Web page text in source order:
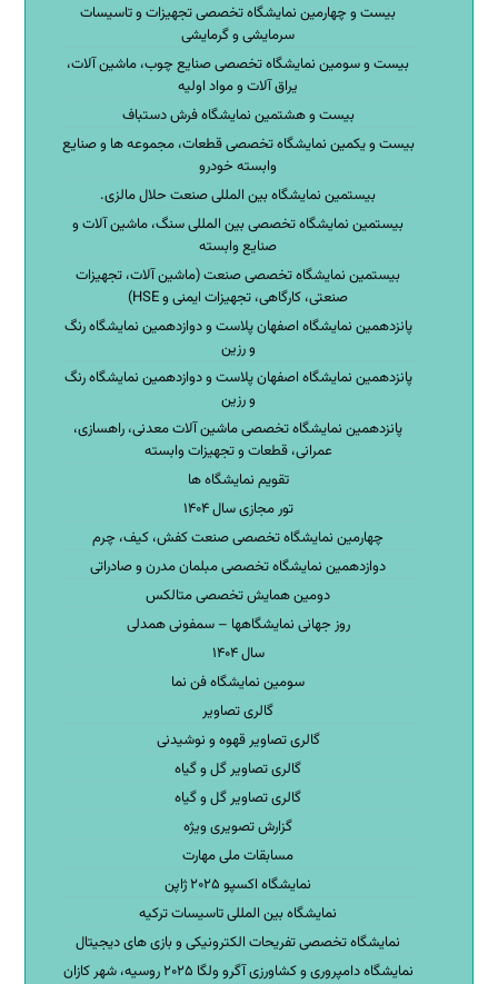
بیست و چهارمین نمایشگاه تخصصی تجهیزات و تاسیسات
سرمایشی و گرمایشی
بیست و سومین نمایشگاه تخصصی صنایع چوب، ماشین آلات،
یراق آلات و مواد اولیه
بیست و هشتمین نمایشگاه فرش دستباف
بیست و یکمین نمایشگاه تخصصی قطعات، مجموعه ها و صنایع
وابسته خودرو
بیستمین نمایشگاه بین المللی صنعت حلال مالزی.
بیستمین نمایشگاه تخصصی بین المللی سنگ، ماشین آلات و
صنایع وابسته
بیستمین نمایشگاه تخصصی صنعت (ماشین آلات، تجهیزات
صنعتی، کارگاهی، تجهیزات ایمنی و HSE)
پانزدهمین نمایشگاه اصفهان پلاست و دوازدهمین نمایشگاه رنگ
و رزین
پانزدهمین نمایشگاه اصفهان پلاست و دوازدهمین نمایشگاه رنگ
و رزین
پانزدهمین نمایشگاه تخصصی ماشین آلات معدنی، راهسازی،
عمرانی، قطعات و تجهیزات وابسته
تقویم نمایشگاه ها
تور مجازی سال ۱۴۰۴
چهارمین نمایشگاه تخصصی صنعت کفش، کیف، چرم
دوازدهمین نمایشگاه تخصصی مبلمان مدرن و صادراتی
دومین همایش تخصصی متالکس
روز جهانی نمایشگاهها – سمفونی همدلی
سال ۱۴۰۴
سومین نمایشگاه فن نما
گالری تصاویر
گالری تصاویر قهوه و نوشیدنی
گالری تصاویر گل و گیاه
گالری تصاویر گل و گیاه
گزارش تصویری ویژه
مسابقات ملی مهارت
نمایشگاه اکسپو ۲۰۲۵ ژاپن
نمایشگاه بین المللی تاسیسات ترکیه
نمایشگاه تخصصی تفریحات الکترونیکی و بازی های دیجیتال
نمایشگاه دامپروری و کشاورزی آگرو ولگا ۲۰۲۵ روسیه، شهر کازان